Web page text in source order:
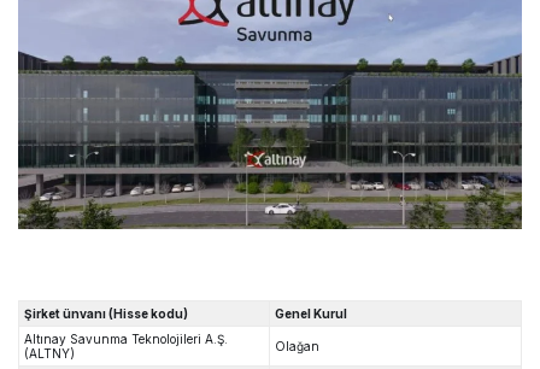
Şirket ünvanı (Hisse kodu)
Genel Kurul
Altınay Savunma Teknolojileri A.Ş.
(ALTNY)
Olağan